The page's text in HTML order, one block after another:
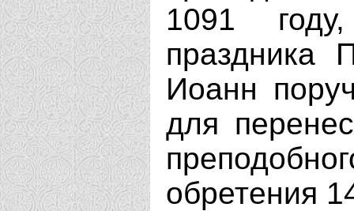
1091
праздника
Иоанн
для
обретения